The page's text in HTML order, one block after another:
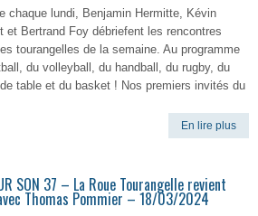
chaque lundi, Benjamin Hermitte, Kévin
et Bertrand Foy débriefent les rencontres
tourangelles de la semaine. Au programme
du volleyball, du handball, du rugby, du
table et du basket ! Nos premiers invités du
En lire plus
SON 37 – La Roue Tourangelle revient
Thomas Pommier – 18/03/2024